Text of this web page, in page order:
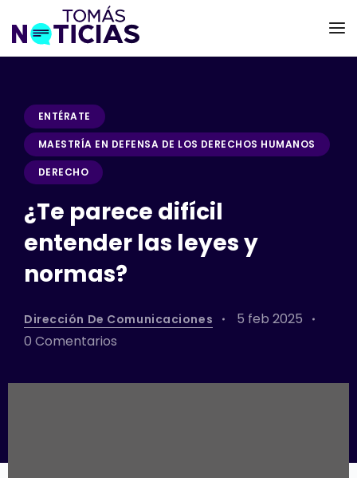
ENTÉRATE
MAESTRÍA EN DEFENSA DE LOS DERECHOS HUMANOS
DERECHO
¿Te parece difícil
entender las leyes y
normas?
Dirección De Comunicaciones
5 feb 2025
0 Comentarios